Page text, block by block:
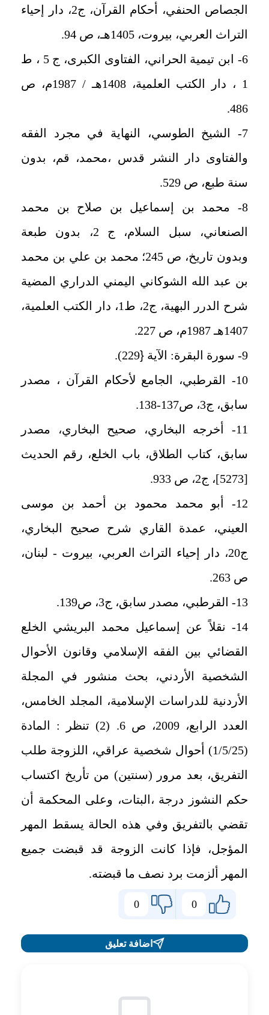
الجصاص الحنفي، أحكام القرآن، ج2، دار إحياء
التراث العربي، بيروت، 1405هـ، ص 94.
6- ابن تيمية الحراني، الفتاوى الكبرى، ج 5 ، ط
1 ، دار الكتب العلمية، 1408هـ / 1987م، ص
486.
7- الشيخ الطوسي، النهاية في مجرد الفقه
والفتاوى دار النشر قدس ،محمد، قم، بدون
سنة طبع، ص 529.
8- محمد بن إسماعيل بن صلاح بن محمد
الصنعاني، سبل السلام، ج 2، بدون طبعة
وبدون تاريخ، ص 245؛ محمد بن علي بن محمد
بن عبد الله الشوكاني اليمني الدراري المضية
شرح الدرر البهية، ج2، ط1، دار الكتب العلمية،
1407هـ 1987م، ص 227.
9- سورة البقرة: الآية
{
229).
10- القرطبي، الجامع لأحكام القرآن ، مصدر
سابق، ج3، ص137-138.
11- أخرجه البخاري، صحيح البخاري، مصدر
سابق، كتاب الطلاق، باب الخلع، رقم الحديث
[5273]، ج2، ص 933.
12- أبو محمد محمود بن أحمد بن موسى
العيني، عمدة القاري شرح صحيح البخاري،
ج20، دار إحياء التراث العربي، بيروت - لبنان،
ص 263.
13- القرطبي، مصدر سابق، ج3، ص139.
14- نقلاً عن إسماعيل محمد البريشي الخلع
القضائي بين الفقه الإسلامي وقانون الأحوال
الشخصية الأردني، بحث منشور في المجلة
الأردنية للدراسات الإسلامية، المجلد الخامس،
العدد الرابع، 2009، ص 6. (2) تنظر : المادة
(1/5/25) أحوال شخصية عراقي، اللزوجة طلب
التفريق، بعد مرور (سنتين) من تأريخ اكتساب
حكم النشوز درجة ،البتات، وعلى المحكمة أن
تقضي بالتفريق وفي هذه الحالة يسقط المهر
المؤجل، فإذا كانت الزوجة قد قبضت جميع
المهر ألزمت برد نصف ما قبضته.
0
0
اضافة تعليق